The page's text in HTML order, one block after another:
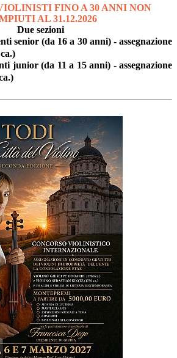
FINO A 30 ANNI NON
AL 31.12.2026
Due sezioni
senior (da 16 a 30 anni) - assegnazione
junior (da 11 a 15 anni) - assegnazione